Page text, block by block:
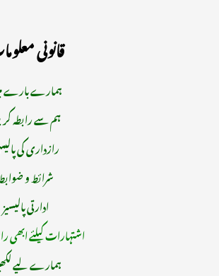
قانونی
ہمارے بارے
ہم سے رابطہ
رازداری کی
شرائط و
ادارتی پالیسیز
اشتہارات کیلئے ابھی
ہمارے لیے